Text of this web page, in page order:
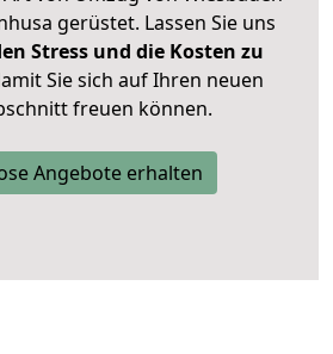
gerüstet. Lassen Sie uns
Stress und die Kosten zu
Sie sich auf Ihren neuen
freuen können.
Angebote erhalten